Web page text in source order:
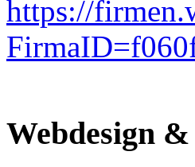
https://
Webdesign